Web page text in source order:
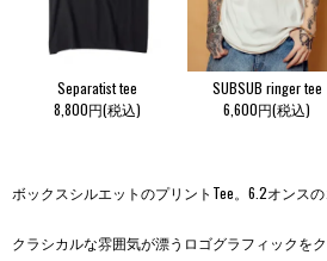
Separatist tee
8,800円(税込)
SUBSUB ringer tee
6,600円(税込)
ボックスシルエットのプリントTee。6.2オンスの
クラシカルな雰囲気が漂うロゴグラフィックを